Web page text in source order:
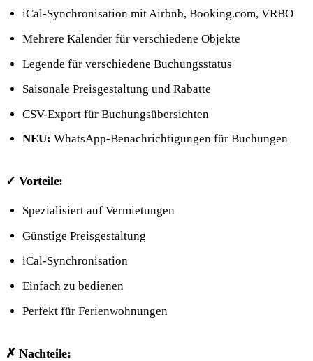
iCal-Synchronisation mit Airbnb, Booking.com, VRBO
Mehrere Kalender für verschiedene Objekte
Legende für verschiedene Buchungsstatus
Saisonale Preisgestaltung und Rabatte
CSV-Export für Buchungsübersichten
NEU: WhatsApp-Benachrichtigungen für Buchungen
✓ Vorteile:
Spezialisiert auf Vermietungen
Günstige Preisgestaltung
iCal-Synchronisation
Einfach zu bedienen
Perfekt für Ferienwohnungen
✗ Nachteile: